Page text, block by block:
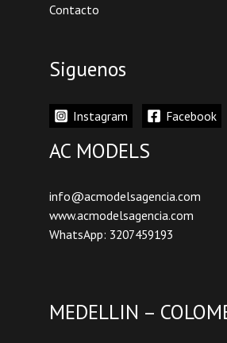
Contacto
Siguenos
Instagram Facebook
AC MODELS
info@acmodelsagencia.com
www.acmodelsagencia.com
WhatsApp: 3207459193
MEDELLIN –